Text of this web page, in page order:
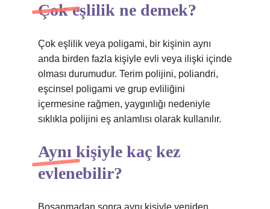
Çok eşlilik ne demek?
Çok eşlilik veya poligami, bir kişinin aynı
anda birden fazla kişiyle evli veya ilişki içinde
olması durumudur. Terim polijini, poliandri,
eşcinsel poligami ve grup evliliğini
içermesine rağmen, yaygınlığı nedeniyle
sıklıkla polijini eş anlamlısı olarak kullanılır.
Aynı kişiyle kaç kez
evlenebilir?
Boşanmadan sonra aynı kişiyle yeniden